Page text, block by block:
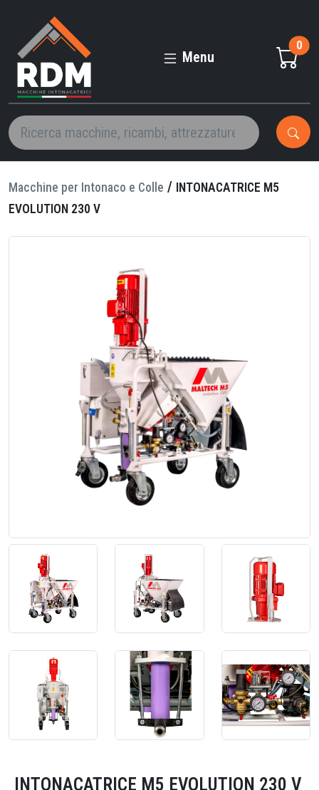
INTONACATRICE
EVOLUTION
230
V
Menu
0
Macchine per Intonaco e Colle / INTONACATRICE M5
EVOLUTION 230 V
INTONACATRICE M5 EVOLUTION 230 V